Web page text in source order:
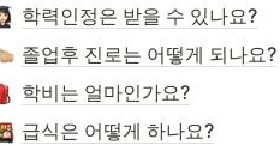
학력인정은 받을 수 있나요?
졸업후 진로는 어떻게 되나요?
학비는 얼마인가요?
급식은 어떻게 하나요?